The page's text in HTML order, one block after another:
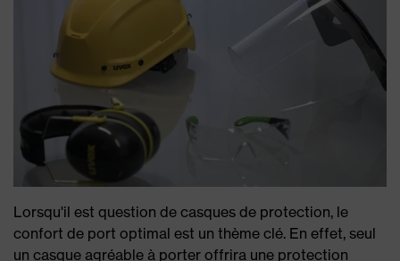
Lorsqu'il est question de casques de protection, le
confort de port optimal est un thème clé. En effet, seul
un casque agréable à porter offrira une protection